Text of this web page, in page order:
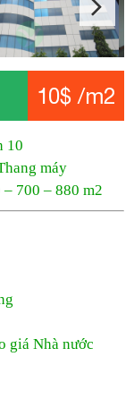
10$ /m2
máy
Nhà nước